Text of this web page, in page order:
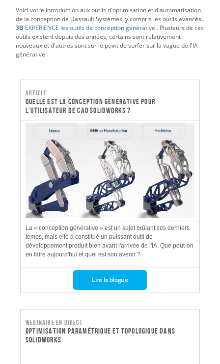
Voici votre introduction aux outils d'optimisation et d'automatisation
de la conception de Dassault Systèmes, y compris les outils avancés.
3D EXPERIENCE les outils de conception générative . Plusieurs de ces
outils existent depuis des années, certains sont relativement
nouveaux et d'autres sont sur le point de surfer sur la vague de l'IA
générative.
Article
Quelle est la conception générative pour
l'utilisateur de CAO SOLIDWORKS ?
La « conception générative » est un sujet brûlant ces derniers
temps, mais elle a constitué un puissant outil de
développement produit bien avant l'arrivée de l'IA. Que peut-on
en faire aujourd'hui et quel est son avenir ?
Lire le blogue
Webinaire en direct
Optimisation paramétrique et topologique dans
SOLIDWORKS